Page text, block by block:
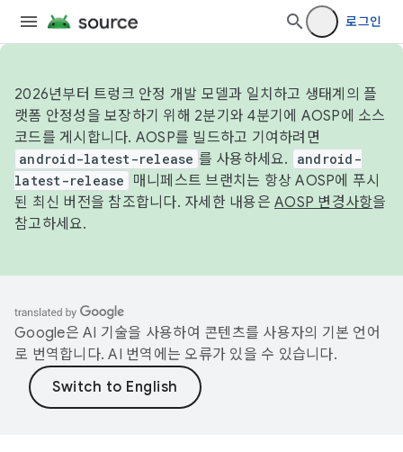
로그인
2026년부터 트렁크 안정 개발 모델과 일치하고 생태계의 플
랫폼 안정성을 보장하기 위해 2분기와 4분기에 AOSP에 소스
코드를 게시합니다. AOSP를 빌드하고 기여하려면
android-latest-release 를 사용하세요.
android-
latest-release
매니페스트 브랜치는 항상 AOSP에 푸시
된 최신 버전을 참조합니다. 자세한 내용은 AOSP 변경사항을
참고하세요.
Google은 AI 기술을 사용하여 콘텐츠를 사용자의 기본 언어
로 번역합니다. AI 번역에는 오류가 있을 수 있습니다.